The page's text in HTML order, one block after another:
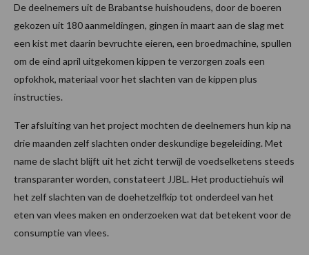
De deelnemers uit de Brabantse huishoudens, door de boeren
gekozen uit 180 aanmeldingen, gingen in maart aan de slag met
een kist met daarin bevruchte eieren, een broedmachine, spullen
om de eind april uitgekomen kippen te verzorgen zoals een
opfokhok, materiaal voor het slachten van de kippen plus
instructies.
Ter afsluiting van het project mochten de deelnemers hun kip na
drie maanden zelf slachten onder deskundige begeleiding. Met
name de slacht blijft uit het zicht terwijl de voedselketens steeds
transparanter worden, constateert JJBL. Het productiehuis wil
het zelf slachten van de doehetzelfkip tot onderdeel van het
eten van vlees maken en onderzoeken wat dat betekent voor de
consumptie van vlees.